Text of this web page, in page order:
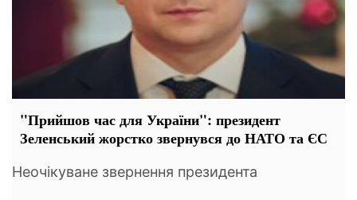
"Прийшов час для України": президент
Зеленський жорстко звернувся до НАТО та ЄС
Неочікуване звернення президента